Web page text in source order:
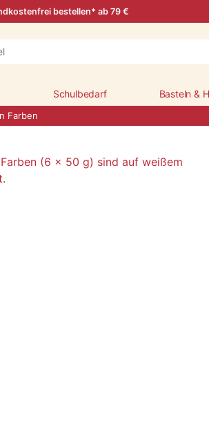
bestellen* ab 79 €
Schulbedarf Basteln &
Farben